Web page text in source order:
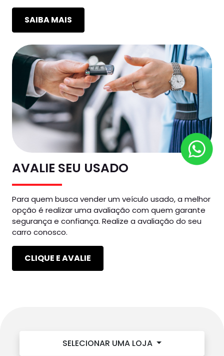
SAIBA MAIS
AVALIE SEU USADO
Para quem busca vender um veículo usado, a melhor
opção é realizar uma avaliação com quem garante
segurança e confiança. Realize a avaliação do seu
carro conosco.
CLIQUE E AVALIE
SELECIONAR UMA LOJA